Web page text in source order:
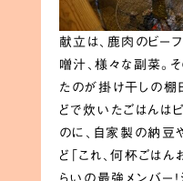
献立は、鹿肉のビー
噌汁、様々な副菜。
たのが掛け干しの棚
どで炊いたごはんは
のに、自家製の納豆
ど「これ、何杯ごはん
らいの最強メンバー